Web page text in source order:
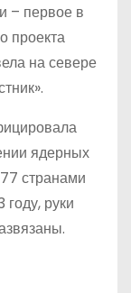
– первое в
проекта
на севере
ядерных
странами
руки